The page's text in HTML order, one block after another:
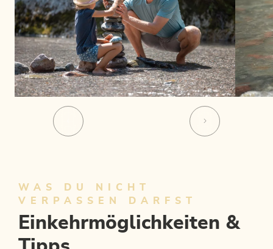
WAS DU NICHT
VERPASSEN DARFST
Einkehrmöglichkeiten &